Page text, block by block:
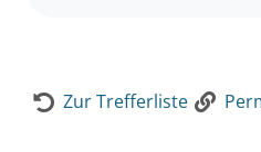
Zur Trefferliste